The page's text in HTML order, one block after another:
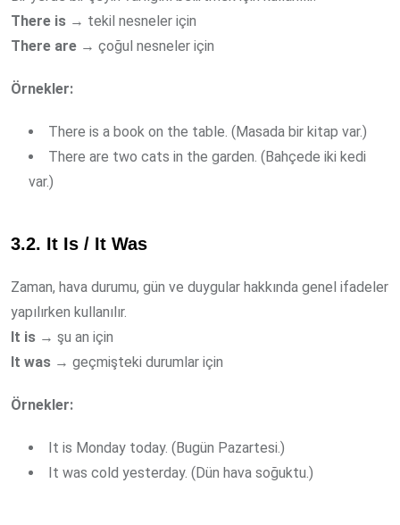
There is → tekil nesneler için
There are → çoğul nesneler için
Örnekler:
There is a book on the table. (Masada bir kitap var.)
There are two cats in the garden. (Bahçede iki kedi
var.)
3.2. It Is / It Was
Zaman, hava durumu, gün ve duygular hakkında genel ifadeler
yapılırken kullanılır.
It is → şu an için
It was → geçmişteki durumlar için
Örnekler:
It is Monday today. (Bugün Pazartesi.)
It was cold yesterday. (Dün hava soğuktu.)